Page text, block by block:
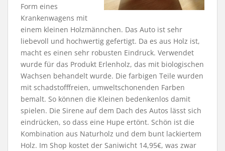
Form eines
Krankenwagens mit
einem kleinen Holzmännchen. Das Auto ist sehr
liebevoll und hochwertig gefertigt. Da es aus Holz ist,
macht es einen sehr robusten Eindruck. Verwendet
wurde für das Produkt Erlenholz, das mit biologischen
Wachsen behandelt wurde. Die farbigen Teile wurden
mit schadstofffreien, umweltschonenden Farben
bemalt. So können die Kleinen bedenkenlos damit
spielen. Die Sirene auf dem Dach des Autos lässt sich
eindrücken, so dass eine Hupe ertönt. Schön ist die
Kombination aus Naturholz und dem bunt lackiertem
Holz. Im Shop kostet der Saniwicht 14,95€, was zwar